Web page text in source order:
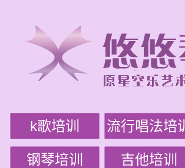
k歌培训 流行唱法培训
钢琴培训 吉他培训